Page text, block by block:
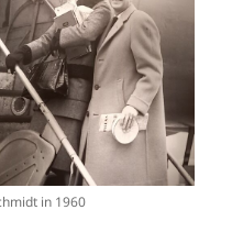
in 1960